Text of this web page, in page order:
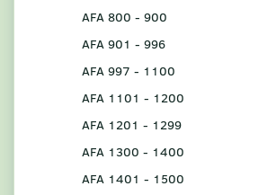
AFA 800 - 900
AFA 901 - 996
AFA 997 - 1100
AFA 1101 - 1200
AFA 1201 - 1299
AFA 1300 - 1400
AFA 1401 - 1500